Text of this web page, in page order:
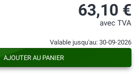
63,10 €
avec TVA
Valable jusqu'au: 30-09-2026
AJOUTER AU PANIER